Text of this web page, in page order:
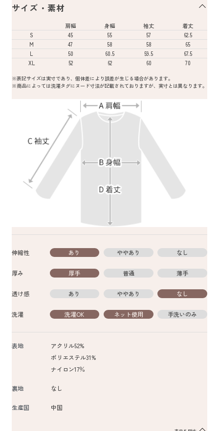
サイズ・素材
肩幅 身幅 袖丈
着丈
S
45 55 57
62.5
M
47 58 58
65
L
50 60.5 59.5
67.5
XL
52 62 60 70
※表記サイズは実寸であり、個体差により誤差が生じる場合があります。
※商品によっては洗濯タグにヌード寸法が記載されておりますが、実寸とは異なります。
伸縮性 あり ややあり なし
厚み 厚手 普通 薄手
透け感 あり ややあり なし
洗濯 洗濯OK ネット使用 手洗いのみ
表地
アクリル52%
ポリエステル31%
ナイロン17％
裏地 なし
生産国 中国